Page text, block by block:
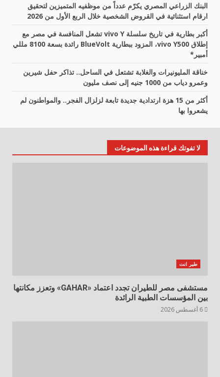
البنك الزراعي المصري يكرّم عدداً من موظفيه المتميزين لتحقيق
ارقام استثنائية في القروض الشخصية خلال الربع الأول من 2026
أكبر بطارية في تاريخ سلسلة vivo Y تشعل المنافسة في مصر مع
إطلاق vivo Y500، المزود ببطارية BlueVolt رائدة بسعة 8100 مللي
أمبير*
خناقة المليونيرات والغلابة تشتعل في الساحل.. تذاكر حفل شيرين
وعمرو دياب من 1000 جنيه إلى نصف مليون
أكثر من 15 هزة ارتدادية جديدة تابعة لزلزال الفجر.. والمواطنون لم
يشعروا بها
لا تفوتك قراءة هذه الموضوعات
طير انت
مستشفى مصر للطيران تجدد اعتماد «GAHAR» وتعزز مكانتها
بين المؤسسات الطبية الرائدة